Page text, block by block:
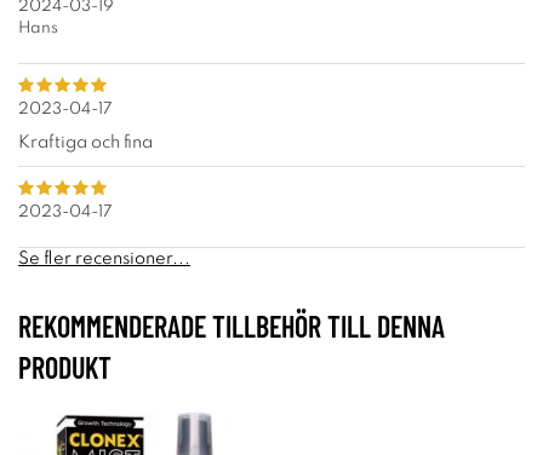
2024-03-19
Hans
2023-04-17
Kraftiga och fina
2023-04-17
Se fler recensioner...
REKOMMENDERADE TILLBEHÖR TILL DENNA
PRODUKT